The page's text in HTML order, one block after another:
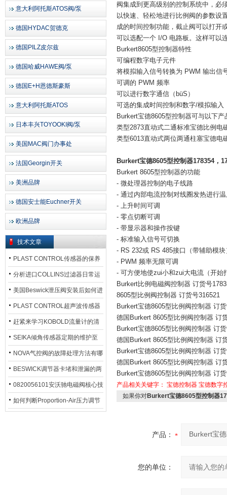
意大利阿托斯ATOS阀/泵
德国HYDAC贺德克
德国PILZ皮尔兹
德国哈威HAWE阀/泵
德国E+H恩德斯豪斯
意大利阿托斯ATOS
日本丰兴TOYOOKI阀/泵
美国MAC阀门办事处
法国Georgin开关
美洲品牌
德国安士能Euchner开关
欧洲品牌
技术文章
PLAST CONTROL传感器的保养
方法
分析进口COLLINS过滤器日常运
行排污步骤
美国Beswick泄压阀安装后如何进
行调试?
PLAST CONTROL超声波传感器
工作原理了解吗？
赶紧来学习KOBOLD流量计的清
洗流程吧
SEIKA倾角传感器定期的维护至
关重要
NOVA气控阀的故障处理方法有哪
些？
BESWICK调节器卡堵和泄漏的两
大问题解决措施
0820056101安沃驰电磁阀核心技
术参数
如何判断Proportion-Air压力调节
阀集成到更高级别的控制系统中，必
以快速、轻松地进行比例阀的参数设
成的时间控制功能，截止阀可以打开
可以选配一个 I/O 电路板。这样可以
Burkert8605型控制器特性
可编程数字电子元件
将模拟输入信号转换为 PWM 输出信
可调的 PWM 频率
可以进行数字通信（büS）
可选的集成时间控制和数字/模拟输入
Burkert宝德8605型控制器可与以下产
类型2873直动式二通标准宝德比例电
类型6013直动式两位两通柱塞宝德电
Burkert宝德8605型控制器178354，
Burkert 8605型控制器的功能
- 微处理器控制的电子线路
- 通过内部电流控制对线圈发热进行
- 上升时间可调
- 零点切断可调
- 带显示器和操作按键
- 标准输入信号可切换
- RS 232或 RS 485接口（带辅助模块
- PWM 频率无限可调
- 可方便地使zui小和zui大电流（开始
Burkert比例电磁阀控制器 订货号
8605型比例阀控制器 订货号316521
Burkert宝德8605型比例阀控制器 订
德国Burkert 8605型比例阀控制器 订
Burkert宝德8605型比例阀控制器 订
德国Burkert 8605型比例阀控制器 订
Burkert宝德8605型比例阀控制器 订
德国Burkert 8605型比例阀控制器 订
Burkert宝德8605型比例阀控制器 订
产品相关关键字： 宝德控制器 宝德数字
如果你对Burkert宝德8605型控制器
产品：
您的单位：